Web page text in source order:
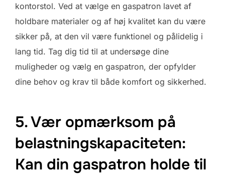
kontorstol. Ved at vælge en gaspatron lavet af
holdbare materialer og af høj kvalitet kan du være
sikker på, at den vil være funktionel og pålidelig i
lang tid. Tag dig tid til at undersøge dine
muligheder og vælg en gaspatron, der opfylder
dine behov og krav til både komfort og sikkerhed.
5. Vær opmærksom på
belastningskapaciteten:
Kan din gaspatron holde til